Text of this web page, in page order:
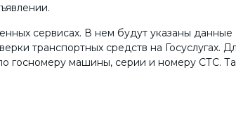
сервисах. В нем будут указаны
транспортных средств на Госуслугах.
машины, серии и номеру СТС.